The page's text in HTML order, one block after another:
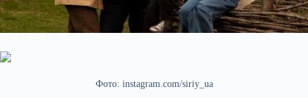
Фото: instagram.com/siriy_ua